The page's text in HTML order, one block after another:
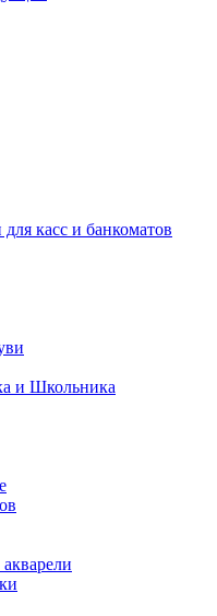
касс и банкоматов
и Школьника